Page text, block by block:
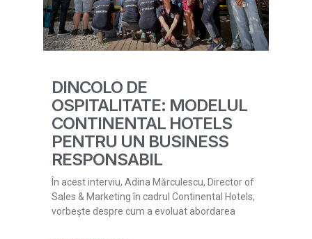
DINCOLO DE
OSPITALITATE: MODELUL
CONTINENTAL HOTELS
PENTRU UN BUSINESS
RESPONSABIL
În acest interviu, Adina Mărculescu, Director of
Sales & Marketing în cadrul Continental Hotels,
vorbește despre cum a evoluat abordarea